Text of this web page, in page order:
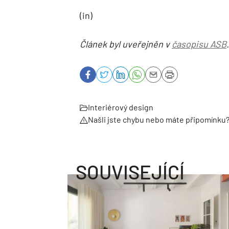
(in)
Článek byl uveřejněn v časopisu ASB.
Interiérový design
Našli jste chybu nebo máte připomínku?
SOUVISEJÍCÍ